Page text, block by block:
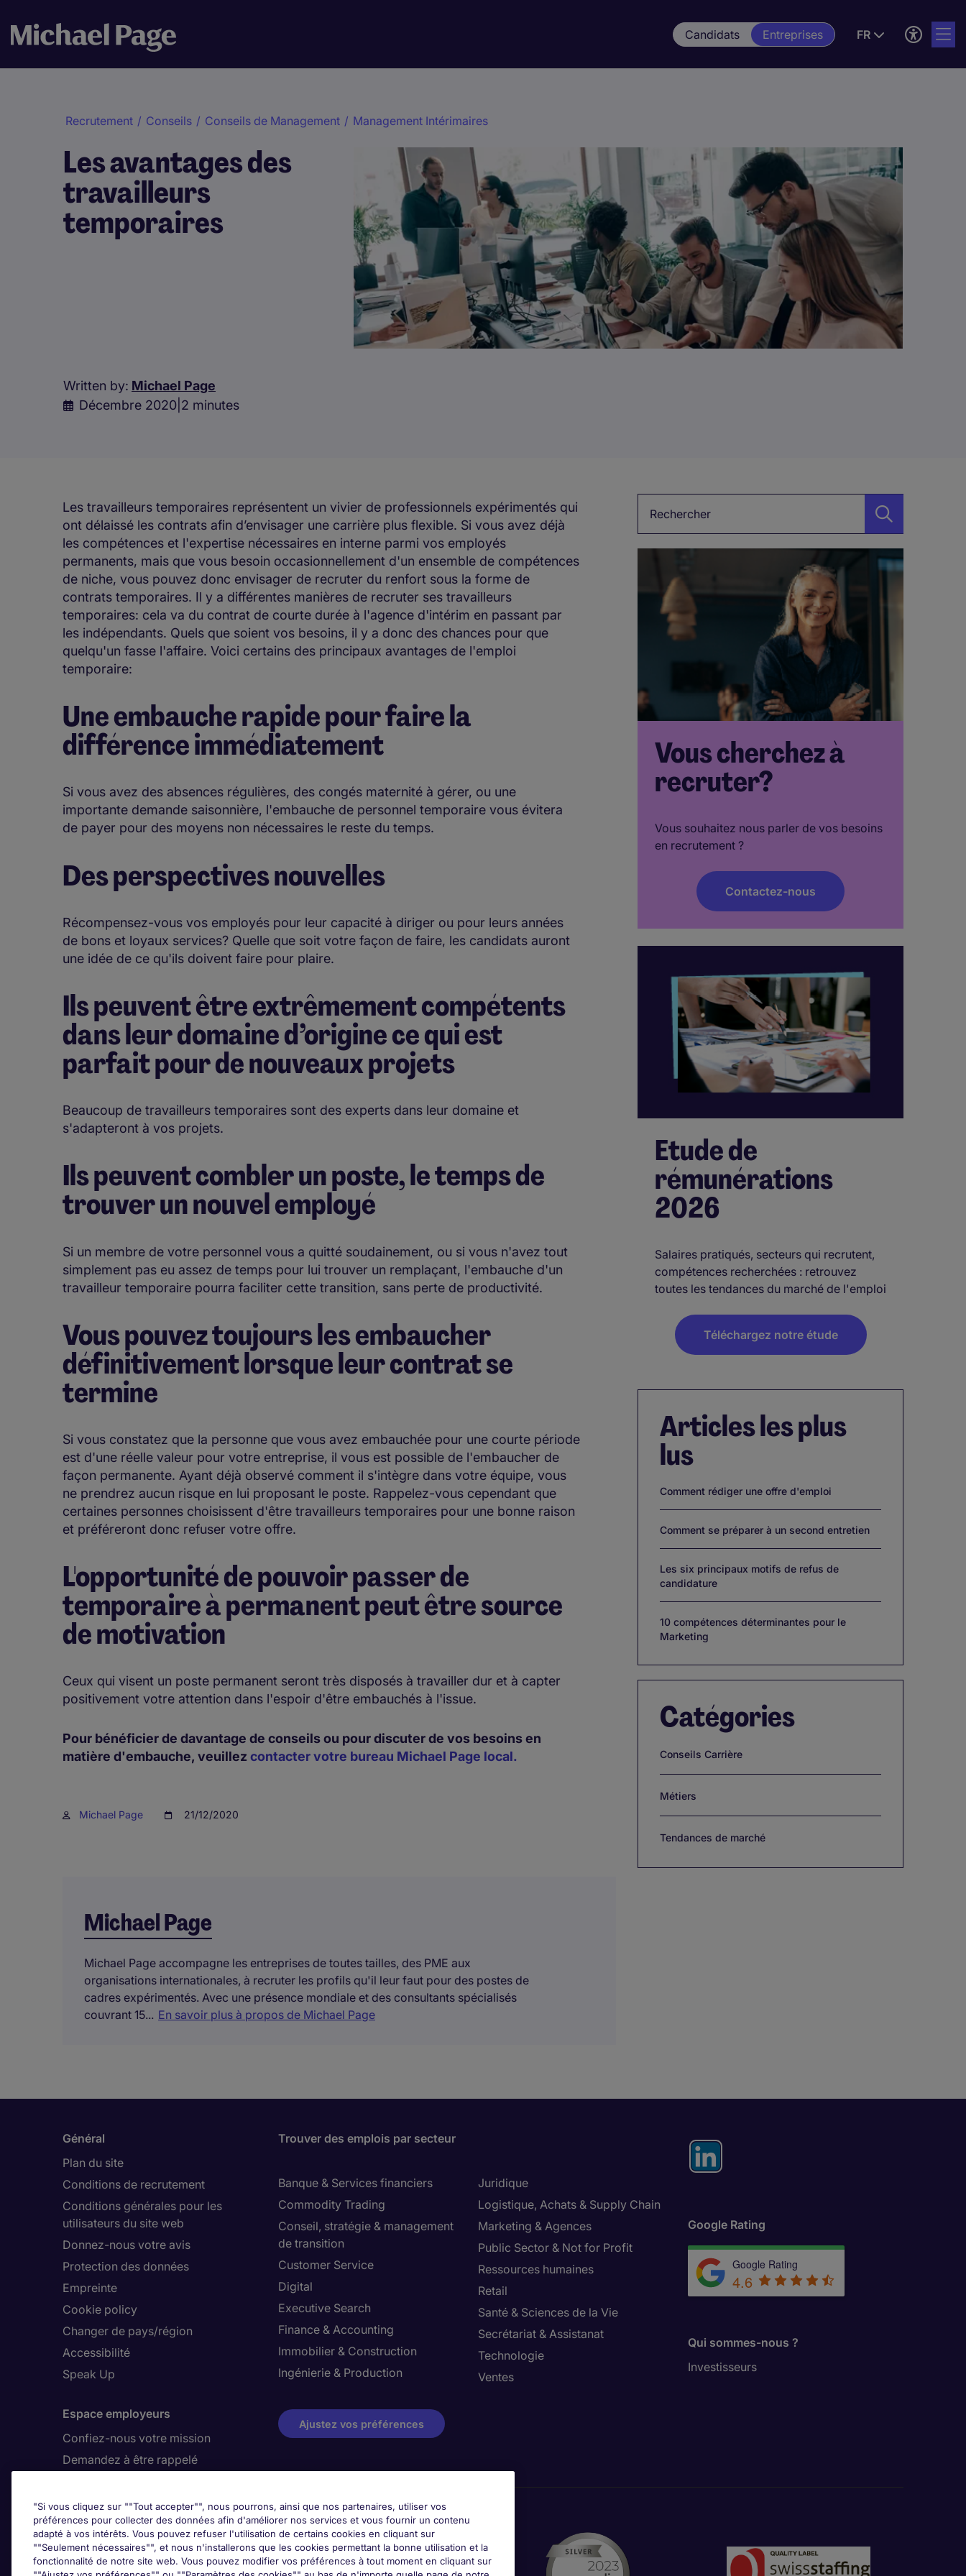
Candidats Entreprises FR
Recrutement / Conseils / Conseils de Management / Management Intérimaires
Les avantages des
travailleurs
temporaires
Written by: Michael Page
Décembre 2020 2 minutes
Les travailleurs temporaires représentent un vivier de professionnels expérimentés qui
ont délaissé les contrats afin d’envisager une carrière plus flexible. Si vous avez déjà
les compétences et l'expertise nécessaires en interne parmi vos employés
permanents, mais que vous besoin occasionnellement d'un ensemble de compétences
de niche, vous pouvez donc envisager de recruter du renfort sous la forme de
contrats temporaires. Il y a différentes manières de recruter ses travailleurs
temporaires: cela va du contrat de courte durée à l'agence d'intérim en passant par
les indépendants. Quels que soient vos besoins, il y a donc des chances pour que
quelqu'un fasse l'affaire. Voici certains des principaux avantages de l'emploi
temporaire:
Une embauche rapide pour faire la
différence immédiatement
Si vous avez des absences régulières, des congés maternité à gérer, ou une
importante demande saisonnière, l'embauche de personnel temporaire vous évitera
de payer pour des moyens non nécessaires le reste du temps.
Des perspectives nouvelles
Récompensez-vous vos employés pour leur capacité à diriger ou pour leurs années
de bons et loyaux services? Quelle que soit votre façon de faire, les candidats auront
une idée de ce qu'ils doivent faire pour plaire.
Ils peuvent être extrêmement compétents
dans leur domaine d’origine ce qui est
parfait pour de nouveaux projets
Beaucoup de travailleurs temporaires sont des experts dans leur domaine et
s'adapteront à vos projets.
Ils peuvent combler un poste, le temps de
trouver un nouvel employé
Si un membre de votre personnel vous a quitté soudainement, ou si vous n'avez tout
simplement pas eu assez de temps pour lui trouver un remplaçant, l'embauche d'un
travailleur temporaire pourra faciliter cette transition, sans perte de productivité.
Vous pouvez toujours les embaucher
définitivement lorsque leur contrat se
termine
Si vous constatez que la personne que vous avez embauchée pour une courte période
est d'une réelle valeur pour votre entreprise, il vous est possible de l'embaucher de
façon permanente. Ayant déjà observé comment il s'intègre dans votre équipe, vous
ne prendrez aucun risque en lui proposant le poste. Rappelez-vous cependant que
certaines personnes choisissent d'être travailleurs temporaires pour une bonne raison
et préféreront donc refuser votre offre.
L'opportunité de pouvoir passer de
temporaire à permanent peut être source
de motivation
Ceux qui visent un poste permanent seront très disposés à travailler dur et à capter
positivement votre attention dans l'espoir d'être embauchés à l'issue.
Pour bénéficier de davantage de conseils ou pour discuter de vos besoins en
matière d'embauche, veuillez contacter votre bureau Michael Page local.
Michael Page 21/12/2020
Vous cherchez à
recruter?
Vous souhaitez nous parler de vos besoins
en recrutement ?
Contactez-nous
Etude de
rémunérations
2026
Salaires pratiqués, secteurs qui recrutent,
compétences recherchées : retrouvez
toutes les tendances du marché de l'emploi
Téléchargez notre étude
Articles les plus
lus
Comment rédiger une offre d'emploi
Comment se préparer à un second entretien
Les six principaux motifs de refus de
candidature
10 compétences déterminantes pour le
Marketing
Catégories
Conseils Carrière
Métiers
Tendances de marché
Michael Page
Michael Page accompagne les entreprises de toutes tailles, des PME aux
organisations internationales, à recruter les profils qu'il leur faut pour des postes de
cadres expérimentés. Avec une présence mondiale et des consultants spécialisés
couvrant 15... En savoir plus à propos de Michael Page
Général
Plan du site
Conditions de recrutement
Conditions générales pour les
utilisateurs du site web
Donnez-nous votre avis
Protection des données
Empreinte
Cookie policy
Changer de pays/région
Accessibilité
Speak Up
Espace employeurs
Confiez-nous votre mission
Demandez à être rappelé
Trouver des emplois par secteur
Banque & Services financiers
Commodity Trading
Conseil, stratégie & management
de transition
Customer Service
Digital
Executive Search
Finance & Accounting
Immobilier & Construction
Ingénierie & Production
Juridique
Logistique, Achats & Supply Chain
Marketing & Agences
Public Sector & Not for Profit
Ressources humaines
Retail
Santé & Sciences de la Vie
Secrétariat & Assistanat
Technologie
Ventes
Ajustez vos préférences
Google Rating
Google Rating
4.6
Qui sommes-nous ?
Investisseurs
Awards
"Si vous cliquez sur ""Tout accepter"", nous pourrons, ainsi que nos partenaires, utiliser vos
préférences pour collecter des données afin d'améliorer nos services et vous fournir un contenu
adapté à vos intérêts. Vous pouvez refuser l'utilisation de certains cookies en cliquant sur
""Seulement nécessaires"", et nous n'installerons que les cookies permettant la bonne utilisation et la
fonctionnalité de notre site web. Vous pouvez modifier vos préférences à tout moment en cliquant sur